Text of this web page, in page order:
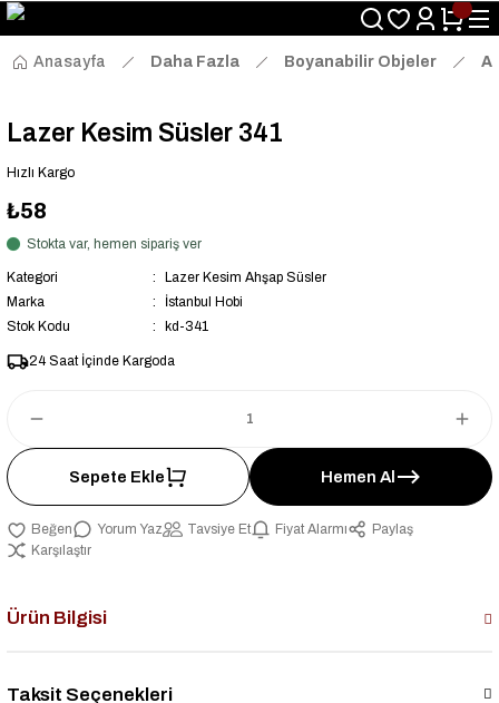
Size Özel "HG10" Kodu ile Sepette Hemen %10 İndirim Fırsatını
Kaçırmayın!
Anasayfa
Daha Fazla Boyanabilir Objeler
Lazer Kesim Süsler 341
Hızlı Kargo
₺58
Stokta var, hemen sipariş ver
Kategori
Lazer Kesim Ahşap Süsler
Marka
İstanbul Hobi
Stok Kodu
kd-341
24 Saat İçinde Kargoda
Sepete Ekle Hemen Al
Yorum Yaz Tavsiye Et Fiyat Alarmı
Paylaş
Karşılaştır
Ürün Bilgisi
Taksit Seçenekleri